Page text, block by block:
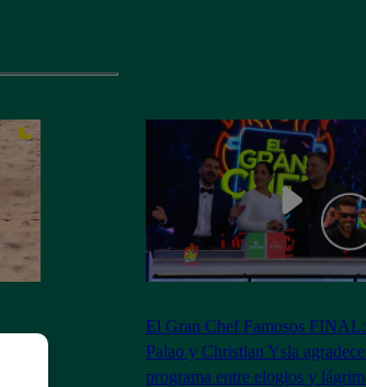
El Gran Chef Famosos
Palao y Christian Ysla
programa entre elogios y